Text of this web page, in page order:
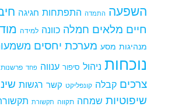
השפעה התמדה התפתחות חגיגה
חיים מלאים חמלה כוונה למידה
מנהיגות מסע מערכת יחסים
נוכחות ניהול סיפור ענווה פחד פרשנות
צרכים קבלה קונפליקט קשר רגשות
שיפוטיות שמחה תקווה תקשורת